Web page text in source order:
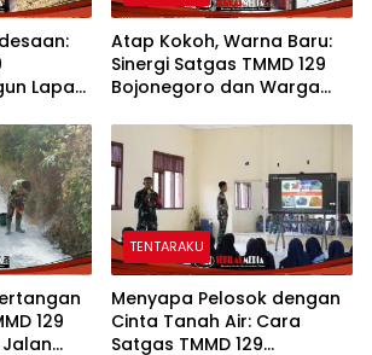
Lapak
Atap Kokoh, Warna Baru:
Sinergi Satgas TMMD 129
Bojonegoro dan Warga
Rumah Belajar Nyaman
129
TENTARAKU
Menyapa Pelosok dengan
Cinta Tanah Air: Cara
Satgas TMMD 129